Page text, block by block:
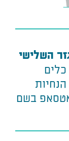
השלישי
בשם